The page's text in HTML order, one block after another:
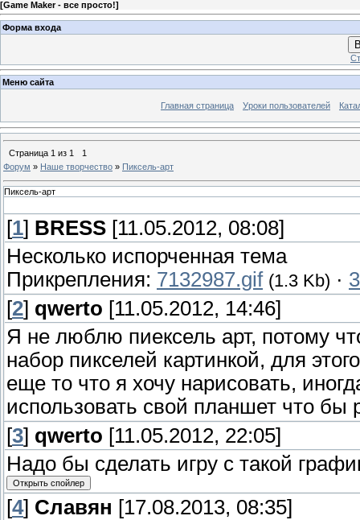
[Game Maker - все просто!]
Форма входа
Меню сайта
Главная страница Уроки пользователей
Страница 1 из 1
1
Форум » Наше творчество » Пиксель-арт
Пиксель-арт
[1] BRESS [11.05.2012, 08:08]
Несколько испорченная тема
Прикрепления: 7132987.gif (1.3 Kb) ·
[2] qwerto [11.05.2012, 14:46]
Я не люблю пиексель арт, потому
набор пикселей картинкой, для
еще то что я хочу нарисовать,
использовать свой планшет что бы
[3] qwerto [11.05.2012, 22:05]
Надо бы сделать игру с такой
[4] Славян [17.08.2013, 08:35]